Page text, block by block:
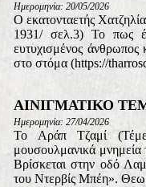
Ημερομηνία: 20/05/2026
Ο εκατονταετής
1931/ σελ.3) Το πως
ευτυχισμένος άνθρωπος
στο στόμα (https://
ΑΙΝΙΓΜΑΤΙΚΟ
Ημερομηνία: 27/04/2026
Το Αράπ Τζαμί
μουσουλμανικά μνημεία
Βρίσκεται στην οδό
του Ντερβίς Μπέη».